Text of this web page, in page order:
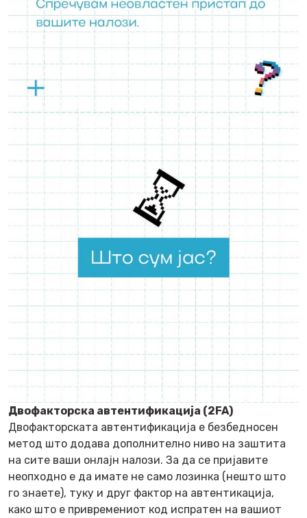
Двофакторска автентификација (2FA)
Двофакторската автентификација е безбедносен
метод што додава дополнително ниво на заштита
на сите ваши онлајн налози. За да се пријавите
неопходно е да имате не само лозинка (нешто што
го знаете), туку и друг фактор на автентикација,
како што е привремениот код испратен на вашиот